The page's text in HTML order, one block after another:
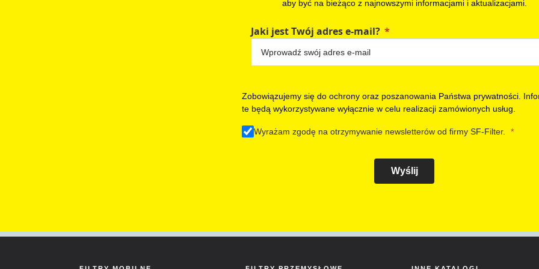
aby być na bieżąco z najnowszymi informacjami i aktualizacjami.
Jaki jest Twój adres e-mail?
Zobowiązujemy się do ochrony oraz poszanowania Państwa prywatności.
te będą wykorzystywane wyłącznie w celu realizacji zamówionych usług.
Wyrażam zgodę na otrzymywanie newsletterów od firmy SF-Filter.
Wyślij